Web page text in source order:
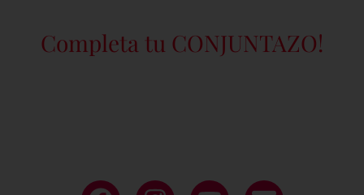
Completa tu CONJUNTAZO!